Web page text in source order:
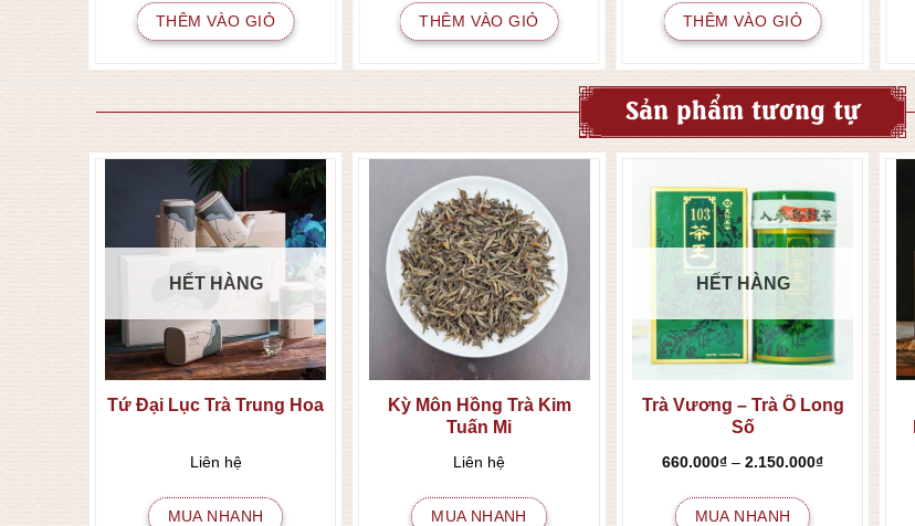
THÊM VÀO GIỎ THÊM VÀO GIỎ THÊM VÀO GIỎ
Sản phẩm tương tự
HẾT HÀNG
Tứ Đại Lục Trà Trung Hoa
Liên hệ
MUA NHANH
Kỳ Môn Hồng Trà Kim
Tuấn Mi
Liên hệ
MUA NHANH
HẾT HÀNG
Trà Vương – Trà Ô Long
Số
660.000₫ – 2.150.000₫Khoảng
MUA NHANH